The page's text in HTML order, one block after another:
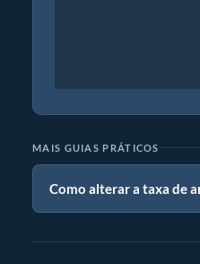
MAIS GUIAS PRÁTICOS
Como alterar a taxa de